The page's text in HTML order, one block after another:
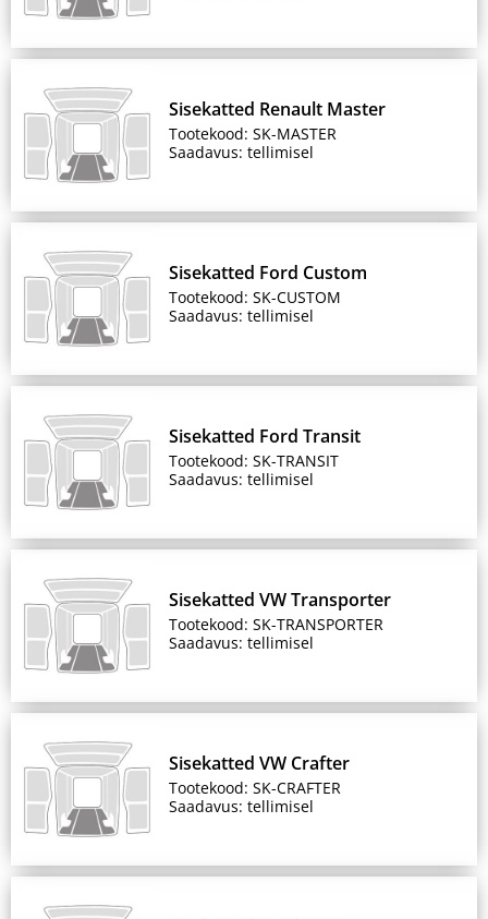
Sisekatted Renault Master
Tootekood: SK-MASTER
Saadavus: tellimisel
Sisekatted Ford Custom
Tootekood: SK-CUSTOM
Saadavus: tellimisel
Sisekatted Ford Transit
Tootekood: SK-TRANSIT
Saadavus: tellimisel
Sisekatted VW Transporter
Tootekood: SK-TRANSPORTER
Saadavus: tellimisel
Sisekatted VW Crafter
Tootekood: SK-CRAFTER
Saadavus: tellimisel